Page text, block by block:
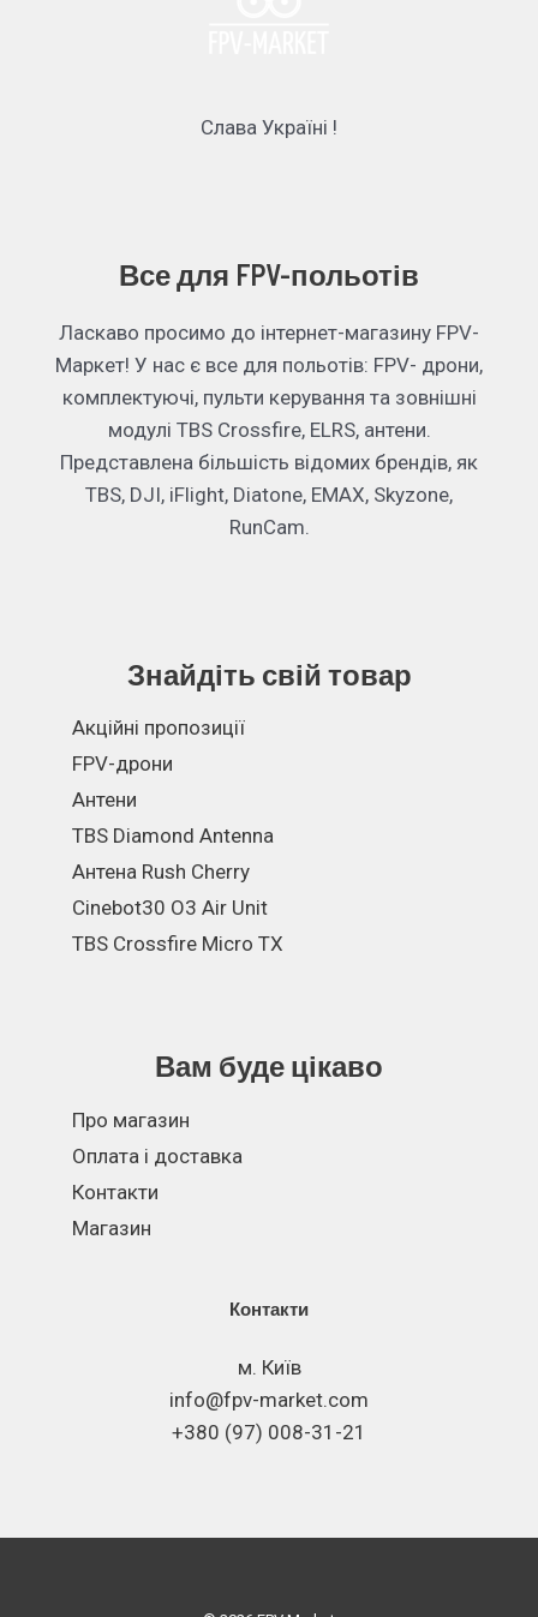
Слава Україні !
Все для FPV-польотів
Ласкаво просимо до інтернет-магазину FPV-
Маркет! У нас є все для польотів: FPV- дрони,
комплектуючі, пульти керування та зовнішні
модулі TBS Crossfire, ELRS, антени.
Представлена більшість відомих брендів, як
TBS, DJI, iFlight, Diatone, EMAX, Skyzone,
RunCam.
Знайдіть свій товар
Акційні пропозиції
FPV-дрони
Антени
TBS Diamond Antenna
Антена Rush Cherry
Cinebot30 O3 Air Unit
TBS Crossfire Micro TX
Вам буде цікаво
Про магазин
Оплата і доставка
Контакти
Магазин
Контакти
м. Київ
info@fpv-market.com
+380 (97) 008-31-21